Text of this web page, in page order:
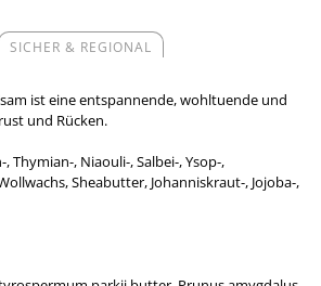
SICHER & REGIONAL
ist eine entspannende, wohltuende und
und Rücken.
Thymian-, Niaouli-, Salbei-, Ysop-,
Sheabutter, Johanniskraut-, Jojoba-,